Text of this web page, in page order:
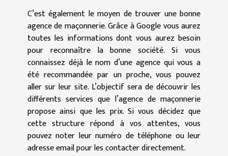
C’est également le moyen de trouver une bonne
agence de maçonnerie. Grâce à Google vous aurez
toutes les informations dont vous aurez besoin
pour reconnaître la bonne société. Si vous
connaissez déjà le nom d’une agence qui vous a
été recommandée par un proche, vous pouvez
aller sur leur site. L’objectif sera de découvrir les
différents services que l’agence de maçonnerie
propose ainsi que les prix. Si vous décidez que
cette structure répond à vos attentes, vous
pouvez noter leur numéro de téléphone ou leur
adresse email pour les contacter directement.